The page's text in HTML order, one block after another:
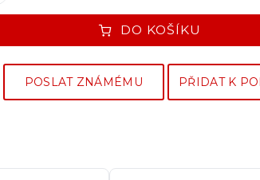
DO KOŠÍKU
POSLAT ZNÁMÉMU PŘIDAT K